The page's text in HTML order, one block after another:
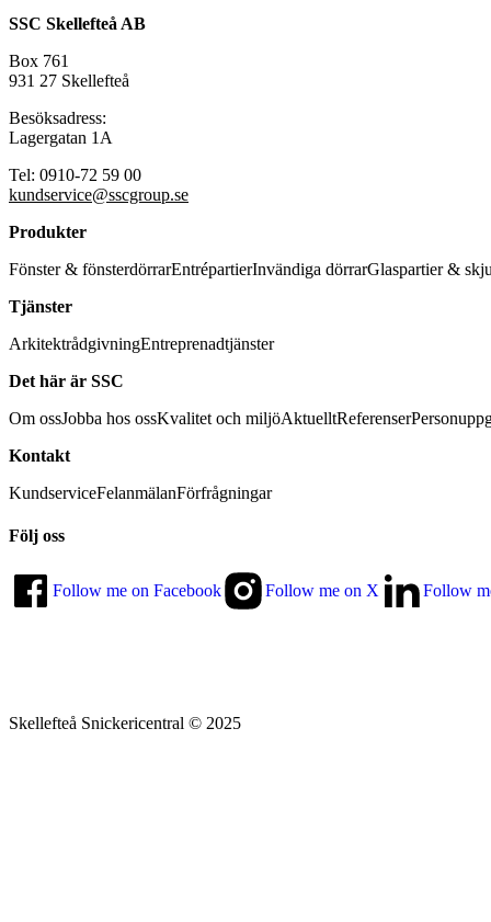
SSC Skellefteå AB
Box 761
931 27 Skellefteå
Besöksadress:
Lagergatan 1A
Tel: 0910-72 59 00
kundservice@sscgroup.se
Produkter
Fönster & fönsterdörrarEntrépartierInvändiga dörrarGlaspartier &
Tjänster
ArkitektrådgivningEntreprenadtjänster
Det här är SSC
Om ossJobba hos ossKvalitet och miljöAktuelltReferenser
Kontakt
KundserviceFelanmälanFörfrågningar
Följ oss
Follow me on Facebook Follow me on X Follow
Skellefteå Snickericentral © 2025